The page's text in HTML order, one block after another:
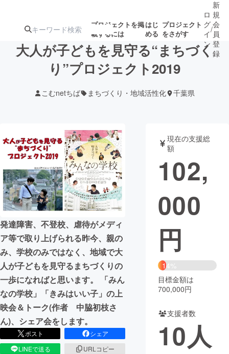
プロジェクトを掲
載するには
はじ
める
プロジェクト
をさがす
ターン
ジェクト
募集終了が近いプ
ロジェクト
もうすぐ公開
されます
アート・写真 音楽
テクノロジー・ガジェット ゲーム・サ
映像・映画
ビジネス・起業
まちづくり・地域活性化
CAMPFIRE for Social Good CAMPFIRE Creation
CAMPFIREふるさと納税machi-ya コミュニティ
ロ
グ
イ
ン
/
新
規
会
員
登
録
大人が子どもを見守る“まちづく
り”プロジェクト2019
こむnetちば まちづくり・地域活性化 千葉県
発達障害、不登校、虐待がメディ
ア等で取り上げられる昨今、親の
み、学校のみではなく、地域で大
人が子どもを見守るまちづくりの
一歩になればと思います。 「みん
なの学校」「きみはいい子」の上
映会＆トーク(作者 中脇初枝さ
ん)、シェア会をします。
ポスト
シェア
LINEで送る
URLコピー
現在の支援総
額
102,
000
円
14%
目標金額は
700,000円
支援者数
10人